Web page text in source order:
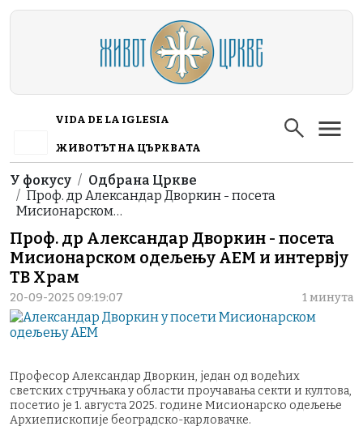
Skip to main content
VIDA DE LA IGLESIA
ЖИВОТЪТ НА ЦЪРКВАТА
Breadcrumb
У фокусу
Одбрана Цркве
Проф. др Александар Дворкин - посета
Мисионарском…
Проф. др Александар Дворкин - посета
Мисионарском одељењу АЕМ и интервју
ТВ Храм
20-09-2025 09:19:07 1 минута
Професор Александар Дворкин, један од водећих
светских стручњака у области проучавања секти и култова,
посетио је 1. августа 2025. године Мисионарско одељење
Архиепископије београдско-карловачке.